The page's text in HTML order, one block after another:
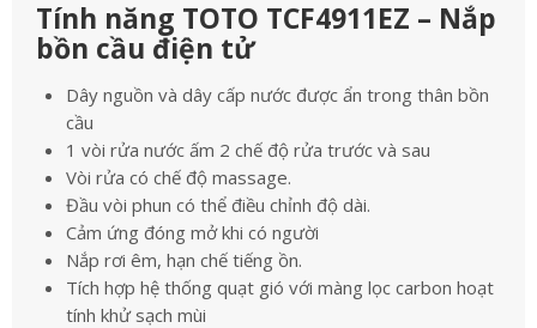
Tính năng TOTO TCF4911EZ – Nắp
bồn cầu điện tử
Dây nguồn và dây cấp nước được ẩn trong thân bồn
cầu
1 vòi rửa nước ấm 2 chế độ rửa trước và sau
Vòi rửa có chế độ massage.
Đầu vòi phun có thể điều chỉnh độ dài.
Cảm ứng đóng mở khi có người
Nắp rơi êm, hạn chế tiếng ồn.
Tích hợp hệ thống quạt gió với màng lọc carbon hoạt
tính khử sạch mùi